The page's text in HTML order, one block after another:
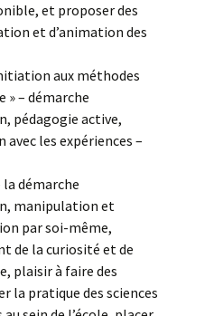
et proposer des
et d’animation des
aux méthodes
» – démarche
pédagogie active,
les expériences –
la démarche
manipulation et
par soi-même,
de la curiosité et de
plaisir à faire des
la pratique des sciences